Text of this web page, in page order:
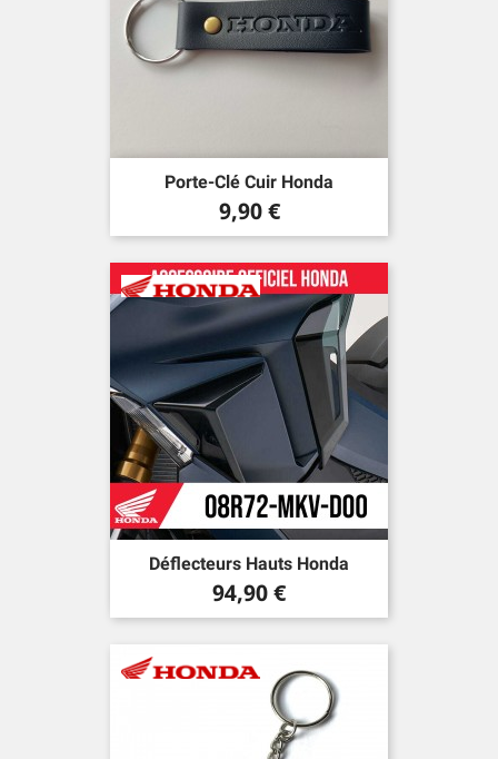
Porte-Clé Cuir Honda
Prix
9,90 €
Déflecteurs Hauts Honda
Prix
94,90 €